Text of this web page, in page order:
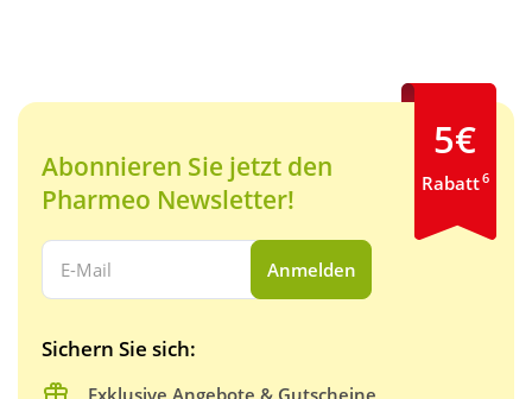
Abonnieren Sie jetzt den
Pharmeo Newsletter!
Ihre E-Mail Adresse:
Anmelden
Sichern Sie sich:
Exklusive Angebote & Gutscheine
5€
Rabatt6